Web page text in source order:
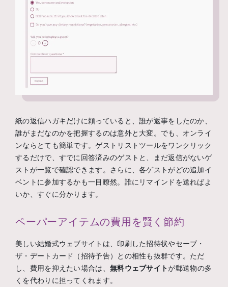
紙の返信ハガキだけに頼っていると、誰が返事をしたのか、
誰がまだなのかを把握するのは意外と大変。でも、オンライ
ンならとても簡単です。ゲストリストツールをワンクリック
するだけで、すでに回答済みのゲストと、まだ返信がないゲ
ストが一覧で確認できます。さらに、各ゲストがどの追加イ
ベントに参加するかも一目瞭然。誰にリマインドを送ればよ
いか、すぐに分かります。
ペーパーアイテムの費用を賢く節約
美しい結婚式ウェブサイトは、印刷した招待状やセーブ・
ザ・デートカード（招待予告）との相性も抜群です。ただ
し、費用を抑えたい場合は、 無料ウェブサイトが郵送物の多
くを代わりに担ってくれます。